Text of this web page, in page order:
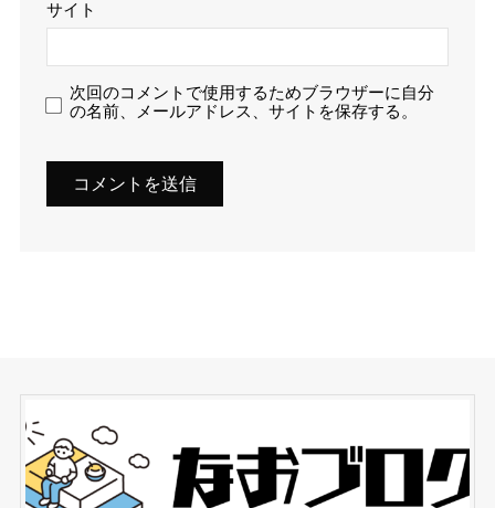
サイト
次回のコメントで使用するためブラウザーに自分
の名前、メールアドレス、サイトを保存する。